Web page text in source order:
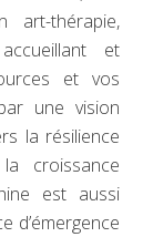
art-thérapie,
et
et vos
une vision
la résilience
croissance
est aussi
d’émergence